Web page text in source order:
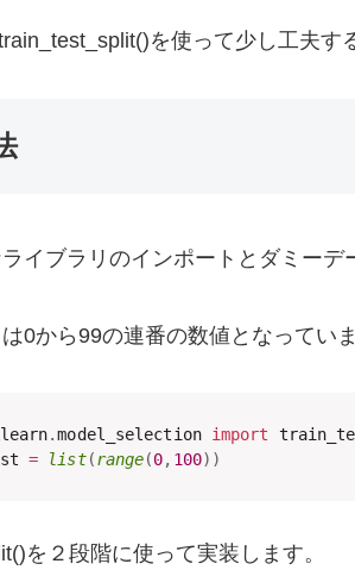
を使って少し工夫す
イブラリのインポートとダミーデ
0から99の連番の数値となっていま
.model_selection import
= list(range(0, 100) )
を２段階に使って実装します。